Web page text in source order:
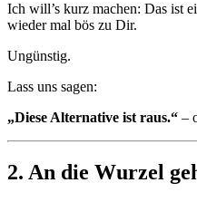
Ich will’s kurz machen: Das ist
wieder mal bös zu Dir.
Ungünstig.
Lass uns sagen:
„Diese Alternative ist raus.“ –
2. An die Wurzel